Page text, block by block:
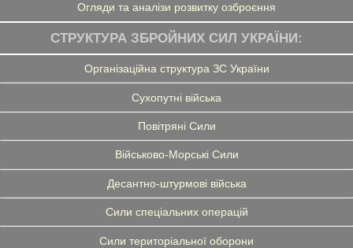
Огляди та аналізи розвитку озброєння
СТРУКТУРА ЗБРОЙНИХ СИЛ УКРАЇНИ:
Організаційна структура ЗС України
Сухопутні війська
Повітряні Сили
Військово-Морські Сили
Десантно-штурмові війська
Сили спеціальних операцій
Сили територіальної оборони